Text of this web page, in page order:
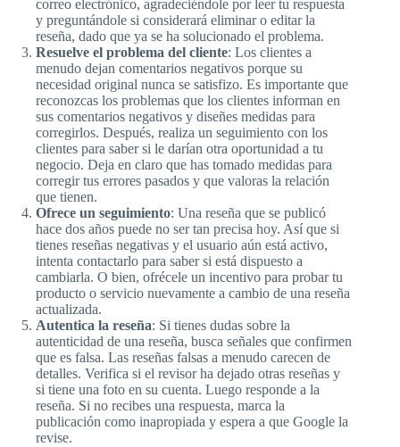
correo electrónico, agradeciéndole por leer tu respuesta
y preguntándole si considerará eliminar o editar la
reseña, dado que ya se ha solucionado el problema.
Resuelve el problema del cliente: Los clientes a
menudo dejan comentarios negativos porque su
necesidad original nunca se satisfizo. Es importante que
reconozcas los problemas que los clientes informan en
sus comentarios negativos y diseñes medidas para
corregirlos. Después, realiza un seguimiento con los
clientes para saber si le darían otra oportunidad a tu
negocio. Deja en claro que has tomado medidas para
corregir tus errores pasados y que valoras la relación
que tienen.
Ofrece un seguimiento: Una reseña que se publicó
hace dos años puede no ser tan precisa hoy. Así que si
tienes reseñas negativas y el usuario aún está activo,
intenta contactarlo para saber si está dispuesto a
cambiarla. O bien, ofrécele un incentivo para probar tu
producto o servicio nuevamente a cambio de una reseña
actualizada.
Autentica la reseña: Si tienes dudas sobre la
autenticidad de una reseña, busca señales que confirmen
que es falsa. Las reseñas falsas a menudo carecen de
detalles. Verifica si el revisor ha dejado otras reseñas y
si tiene una foto en su cuenta. Luego responde a la
reseña. Si no recibes una respuesta, marca la
publicación como inapropiada y espera a que Google la
revise.